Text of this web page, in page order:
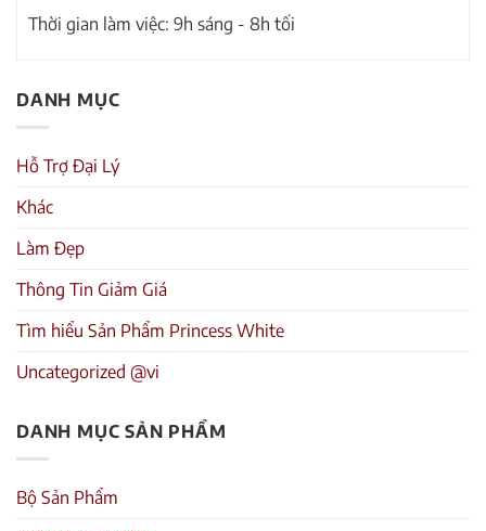
Thời gian làm việc: 9h sáng - 8h tối
DANH MỤC
Hỗ Trợ Đại Lý
Khác
Làm Đẹp
Thông Tin Giảm Giá
Tìm hiểu Sản Phẩm Princess White
Uncategorized @vi
DANH MỤC SẢN PHẨM
Bộ Sản Phẩm